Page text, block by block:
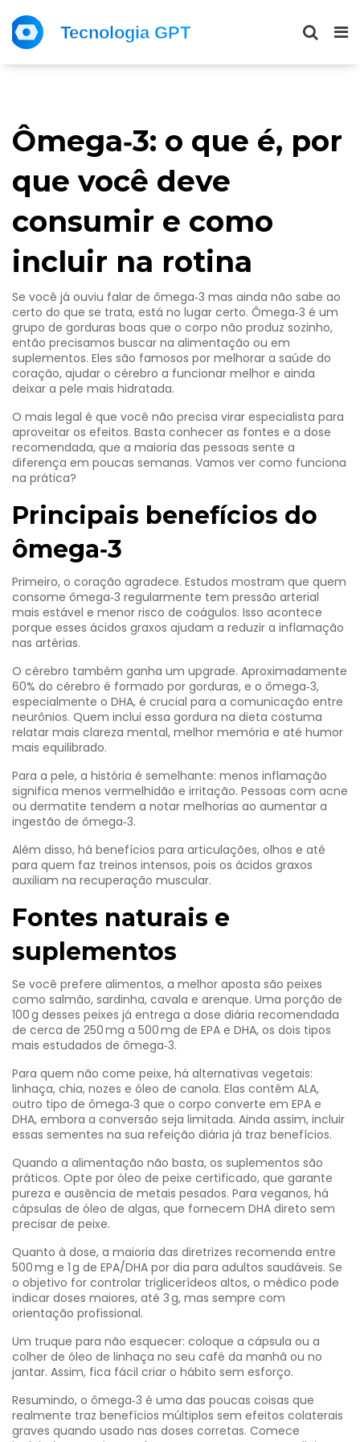
Ômega‑3: o que é, por
que você deve
consumir e como
incluir na rotina
Se você já ouviu falar de ômega‑3 mas ainda não sabe ao
certo do que se trata, está no lugar certo. Ômega‑3 é um
grupo de gorduras boas que o corpo não produz sozinho,
então precisamos buscar na alimentação ou em
suplementos. Eles são famosos por melhorar a saúde do
coração, ajudar o cérebro a funcionar melhor e ainda
deixar a pele mais hidratada.
O mais legal é que você não precisa virar especialista para
aproveitar os efeitos. Basta conhecer as fontes e a dose
recomendada, que a maioria das pessoas sente a
diferença em poucas semanas. Vamos ver como funciona
na prática?
Principais benefícios do
ômega‑3
Primeiro, o coração agradece. Estudos mostram que quem
consome ômega‑3 regularmente tem pressão arterial
mais estável e menor risco de coágulos. Isso acontece
porque esses ácidos graxos ajudam a reduzir a inflamação
nas artérias.
O cérebro também ganha um upgrade. Aproximadamente
60% do cérebro é formado por gorduras, e o ômega‑3,
especialmente o DHA, é crucial para a comunicação entre
neurônios. Quem inclui essa gordura na dieta costuma
relatar mais clareza mental, melhor memória e até humor
mais equilibrado.
Para a pele, a história é semelhante: menos inflamação
significa menos vermelhidão e irritação. Pessoas com acne
ou dermatite tendem a notar melhorias ao aumentar a
ingestão de ômega‑3.
Além disso, há benefícios para articulações, olhos e até
para quem faz treinos intensos, pois os ácidos graxos
auxiliam na recuperação muscular.
Fontes naturais e
suplementos
Se você prefere alimentos, a melhor aposta são peixes
como salmão, sardinha, cavala e arenque. Uma porção de
100 g desses peixes já entrega a dose diária recomendada
de cerca de 250 mg a 500 mg de EPA e DHA, os dois tipos
mais estudados de ômega‑3.
Para quem não come peixe, há alternativas vegetais:
linhaça, chia, nozes e óleo de canola. Elas contêm ALA,
outro tipo de ômega‑3 que o corpo converte em EPA e
DHA, embora a conversão seja limitada. Ainda assim, incluir
essas sementes na sua refeição diária já traz benefícios.
Quando a alimentação não basta, os suplementos são
práticos. Opte por óleo de peixe certificado, que garante
pureza e ausência de metais pesados. Para veganos, há
cápsulas de óleo de algas, que fornecem DHA direto sem
precisar de peixe.
Quanto à dose, a maioria das diretrizes recomenda entre
500 mg e 1 g de EPA/DHA por dia para adultos saudáveis. Se
o objetivo for controlar triglicerídeos altos, o médico pode
indicar doses maiores, até 3 g, mas sempre com
orientação profissional.
Um truque para não esquecer: coloque a cápsula ou a
colher de óleo de linhaça no seu café da manhã ou no
jantar. Assim, fica fácil criar o hábito sem esforço.
Resumindo, o ômega‑3 é uma das poucas coisas que
realmente traz benefícios múltiplos sem efeitos colaterais
graves quando usado nas doses corretas. Comece